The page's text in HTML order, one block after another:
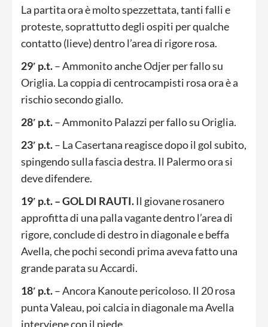
La partita ora è molto spezzettata, tanti falli e
proteste, soprattutto degli ospiti per qualche
contatto (lieve) dentro l’area di rigore rosa.
29′ p.t.– Ammonito anche Odjer per fallo su
Origlia. La coppia di centrocampisti rosa ora è a
rischio secondo giallo.
28′ p.t.– Ammonito Palazzi per fallo su Origlia.
23′ p.t.– La Casertana reagisce dopo il gol subito,
spingendo sulla fascia destra. Il Palermo ora si
deve difendere.
19′ p.t. – GOL DI RAUTI.Il giovane rosanero
approfitta di una palla vagante dentro l’area di
rigore, conclude di destro in diagonale e beffa
Avella, che pochi secondi prima aveva fatto una
grande parata su Accardi.
18′ p.t.– Ancora Kanoute pericoloso. Il 20 rosa
punta Valeau, poi calcia in diagonale ma Avella
interviene con il piede.